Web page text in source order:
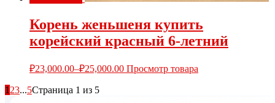
Корень женьшеня купить
корейский красный 6-летний
₽23,000.00–₽25,000.00 Просмотр товара
1 23...5Страница 1 из 5